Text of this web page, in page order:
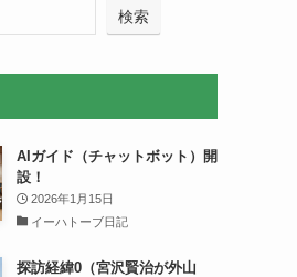
検索
AIガイド（チャットボット）開
設！
2026年1月15日
イーハトーブ日記
探訪経緯0（宮沢賢治が外山